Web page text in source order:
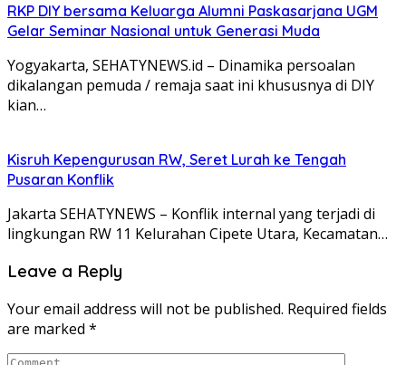
RKP DIY bersama Keluarga Alumni Paskasarjana UGM
Gelar Seminar Nasional untuk Generasi Muda
Yogyakarta, SEHATYNEWS.id – Dinamika persoalan
dikalangan pemuda / remaja saat ini khususnya di DIY
kian…
Kisruh Kepengurusan RW, Seret Lurah ke Tengah
Pusaran Konflik
Jakarta SEHATYNEWS – Konflik internal yang terjadi di
lingkungan RW 11 Kelurahan Cipete Utara, Kecamatan…
Leave a Reply
Your email address will not be published. Required fields
are marked *